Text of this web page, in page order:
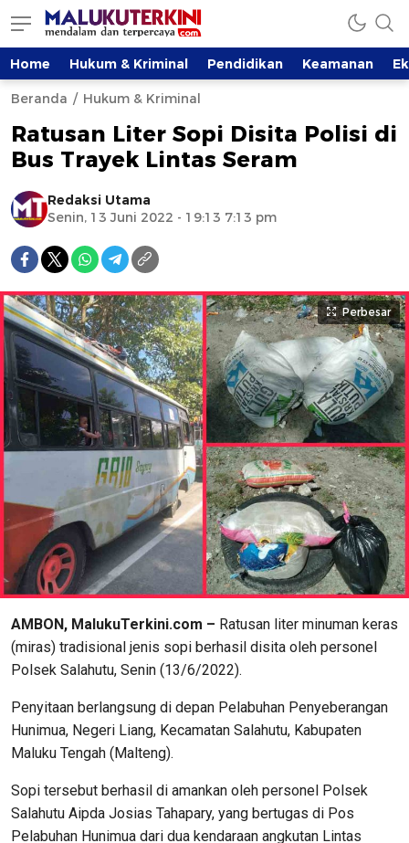
Home Hukum & Kriminal Pendidikan Keamanan
Beranda Hukum & Kriminal
Ratusan Liter Sopi Disita Polisi di
Bus Trayek Lintas Seram
Redaksi Utama
Senin, 13 Juni 2022 - 19:13 7:13 pm
Perbesar
AMBON, MalukuTerkini.com – Ratusan liter minuman keras
(miras) tradisional jenis sopi berhasil disita oleh personel
Polsek Salahutu, Senin (13/6/2022).
Penyitaan berlangsung di depan Pelabuhan Penyeberangan
Hunimua, Negeri Liang, Kecamatan Salahutu, Kabupaten
Maluku Tengah (Malteng).
Sopi tersebut berhasil di amankan oleh personel Polsek
Salahutu Aipda Josias Tahapary, yang bertugas di Pos
Pelabuhan Hunimua dari dua kendaraan angkutan Lintas